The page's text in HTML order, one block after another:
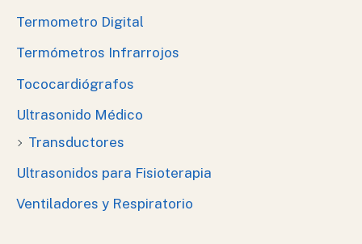
Termometro Digital
Termómetros Infrarrojos
Tococardiógrafos
Ultrasonido Médico
Transductores
Ultrasonidos para Fisioterapia
Ventiladores y Respiratorio